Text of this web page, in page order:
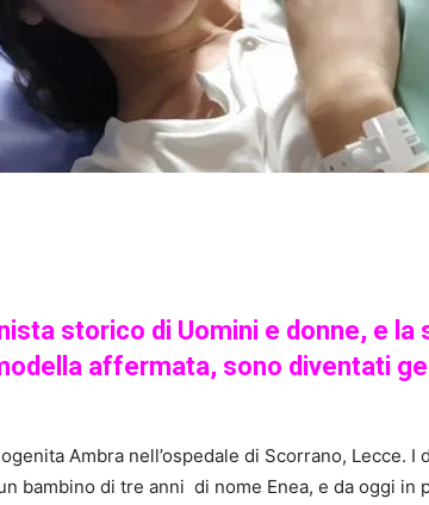
storico di Uomini e donne, e la
affermata, sono diventati
Ambra nell’ospedale di Scorrano, Lecce. I
bambino di tre anni di nome Enea, e da oggi in